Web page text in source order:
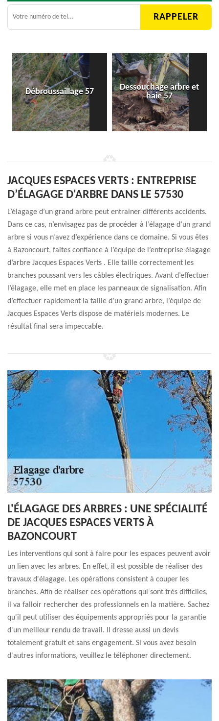
Débroussaillage 57
Dessouchage arbre et
haie 57
JACQUES ESPACES VERTS : ENTREPRISE
D’ÉLAGAGE D'ARBRE DANS LE 57530
L’élagage d’un grand arbre peut entrainer différents accidents.
Dans ce cas, n’envisagez pas de procéder à l’élagage d’un grand
arbre si vous n’avez d’expérience dans ce domaine. Si vous êtes
à Bazoncourt, faites confiance à l’équipe de l’entreprise élagage
d’arbre Jacques Espaces Verts . Elle taille correctement les
branches poussant vers les câbles électriques. Avant d’effectuer
l’élagage, elle met en place les panneaux de signalisation. Afin
d’effectuer rapidement la taille d’un grand arbre, l’équipe de
Jacques Espaces Verts dispose de matériels modernes. Le
résultat final sera impeccable.
L'ÉLAGAGE DES ARBRES : UNE SPÉCIALITÉ
DE JACQUES ESPACES VERTS À
BAZONCOURT
Les interventions qui sont à faire pour les espaces peuvent avoir
un lien avec les arbres. En effet, il est possible de réaliser des
travaux d'élagage. Les opérations consistent à couper les
branches. Afin de réaliser ces opérations qui sont très difficiles,
il va falloir rechercher des professionnels en la matière. Sachez
qu'il peut utiliser des équipements appropriés pour la garantie
d'un meilleur rendu de travail. Il dresse aussi un devis
totalement gratuit et sans engagement. Si vous avez besoin
d'autres informations, veuillez le téléphoner directement.